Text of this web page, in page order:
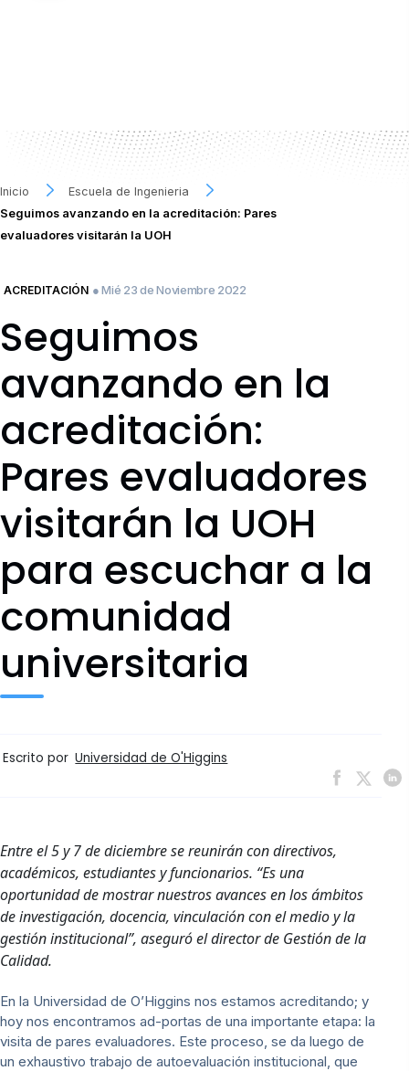
Inicio
Escuela de Ingenieria
Seguimos avanzando en la acreditación: Pares
evaluadores visitarán la UOH
ACREDITACIÓN ● Mié 23 de Noviembre 2022
Seguimos
avanzando en la
acreditación:
Pares evaluadores
visitarán la UOH
para escuchar a la
comunidad
universitaria
Escrito por Universidad de O'Higgins
Entre el 5 y 7 de diciembre se reunirán con directivos,
académicos, estudiantes y funcionarios. “Es una
oportunidad de mostrar nuestros avances en los ámbitos
de investigación, docencia, vinculación con el medio y la
gestión institucional”, aseguró el director de Gestión de la
Calidad.
En la Universidad de O’Higgins nos estamos acreditando; y
hoy nos encontramos ad-portas de una importante etapa: la
visita de pares evaluadores. Este proceso, se da luego de
un exhaustivo trabajo de autoevaluación institucional, que